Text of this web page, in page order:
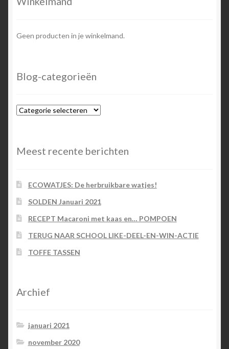
Geen producten in je winkelmand.
Blog-categorieën
Blog-
Meest recente berichten
ECOWATJES: De herbruikbare watjes!
SOLDEN Januari 2021
RECEPT Macaroni met kaas en… POMPOEN
TERUG NAAR SCHOOL LIKE-DEEL-EN-WIN-ACTIE
TOFFE TASSEN
Archief
januari 2021
november 2020